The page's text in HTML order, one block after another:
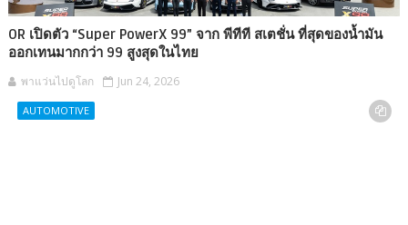
OR เปิดตัว “Super PowerX 99” จาก พีทีที สเตชั่น ที่สุดของน้ำมัน
ออกเทนมากกว่า 99 สูงสุดในไทย
พาแว่นไปดูโลก Jun 24, 2026
AUTOMOTIVE